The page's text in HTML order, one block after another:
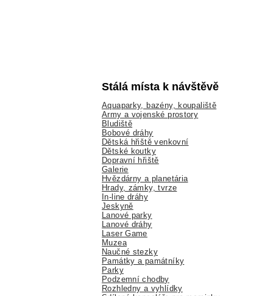
Stálá místa k návštěvě
Aquaparky, bazény, koupaliště
Army a vojenské prostory
Bludiště
Bobové dráhy
Dětská hřiště venkovní
Dětské koutky
Dopravní hřiště
Galerie
Hvězdárny a planetária
Hrady, zámky, tvrze
In-line dráhy
Jeskyně
Lanové parky
Lanové dráhy
Laser Game
Muzea
Naučné stezky
Památky a památníky
Parky
Podzemní chodby
Rozhledny a vyhlídky